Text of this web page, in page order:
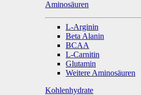
Aminosäuren
L-Arginin
Beta Alanin
BCAA
L-Carnitin
Glutamin
Weitere Aminosäuren
Kohlenhydrate